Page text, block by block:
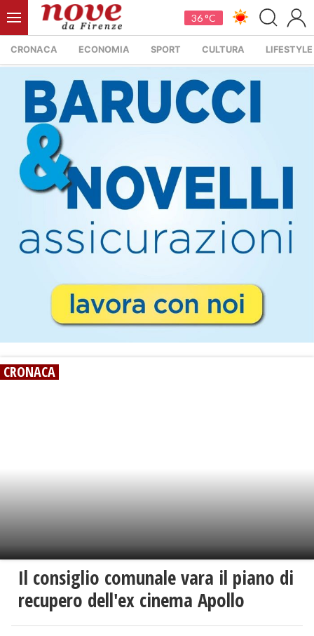
36 °C
CRONACA ECONOMIA SPORT CULTURA LIFESTYLE
CRONACA
Il consiglio comunale vara il piano di
recupero dell'ex cinema Apollo